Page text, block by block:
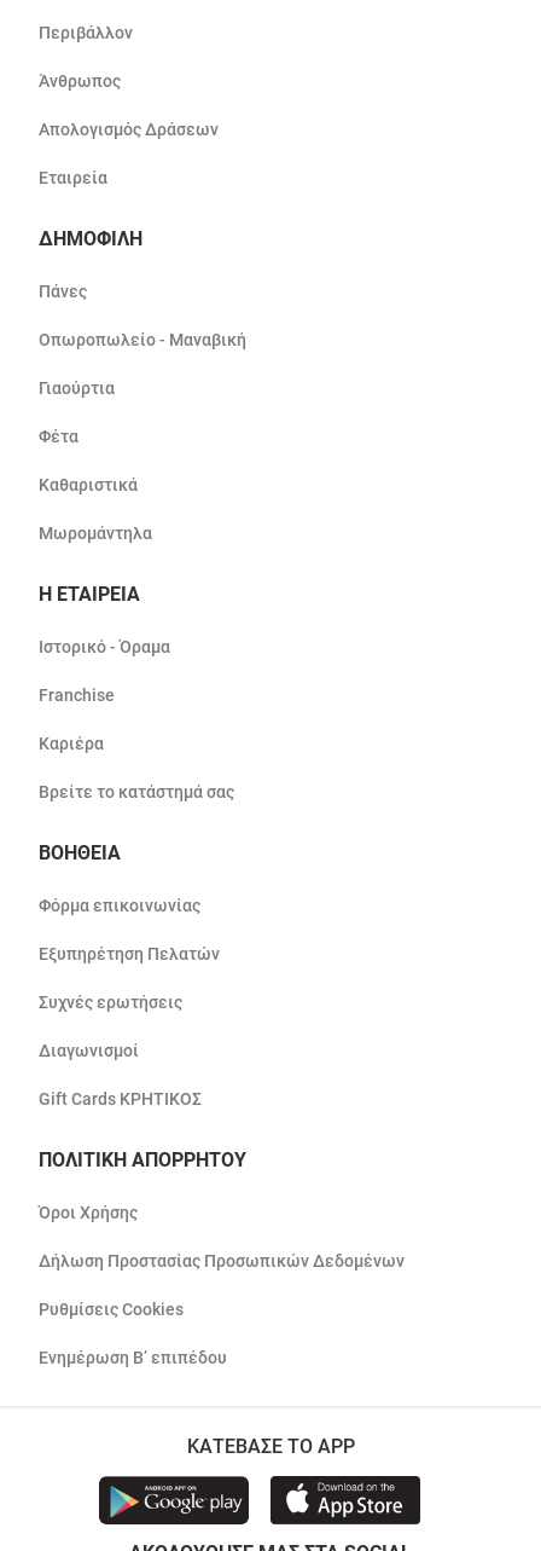
Περιβάλλον
Άνθρωπος
Απολογισμός Δράσεων
Εταιρεία
ΔΗΜΟΦΙΛΗ
Πάνες
Οπωροπωλείο - Μαναβική
Γιαούρτια
Φέτα
Καθαριστικά
Μωρομάντηλα
Η ΕΤΑΙΡΕΙΑ
Ιστορικό - Όραμα
Franchise
Καριέρα
Βρείτε το κατάστημά σας
ΒΟΗΘΕΙΑ
Φόρμα επικοινωνίας
Εξυπηρέτηση Πελατών
Συχνές ερωτήσεις
Διαγωνισμοί
Gift Cards ΚΡΗΤΙΚΟΣ
ΠΟΛΙΤΙΚΗ ΑΠΟΡΡΗΤΟΥ
Όροι Χρήσης
Δήλωση Προστασίας Προσωπικών Δεδομένων
Ρυθμίσεις Cookies
Ενημέρωση Β’ επιπέδου
ΚΑΤΕΒΑΣΕ ΤΟ APP